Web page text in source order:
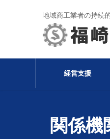
地域商工業者の持続
経営支援
関係